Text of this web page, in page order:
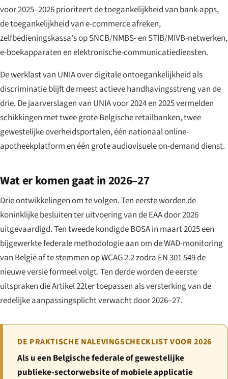
voor 2025–2026 prioriteert de toegankelijkheid van bank-apps,
de toegankelijkheid van e-commerce afreken,
zelfbedieningskassa's op SNCB/NMBS- en STIB/MIVB-netwerken,
e-boekapparaten en elektronische-communicatiediensten.
De werklast van UNIA over digitale ontoegankelijkheid als
discriminatie blijft de meest actieve handhavingsstreng van de
drie. De jaarverslagen van UNIA voor 2024 en 2025 vermelden
schikkingen met twee grote Belgische retailbanken, twee
gewestelijke overheidsportalen, één nationaal online-
apotheekplatform en één grote audiovisuele on-demand dienst.
Wat er komen gaat in 2026–27
Drie ontwikkelingen om te volgen. Ten eerste worden de
koninklijke besluiten ter uitvoering van de EAA door 2026
uitgevaardigd. Ten tweede kondigde BOSA in maart 2025 een
bijgewerkte federale methodologie aan om de WAD-monitoring
van België af te stemmen op WCAG 2.2 zodra EN 301 549 de
nieuwe versie formeel volgt. Ten derde worden de eerste
uitspraken die Artikel 22ter toepassen als versterking van de
redelijke aanpassingsplicht verwacht door 2026–27.
DE PRAKTISCHE NALEVINGSCHECKLIST VOOR 2026
Als u een Belgische federale of gewestelijke
publieke-sectorwebsite of mobiele applicatie